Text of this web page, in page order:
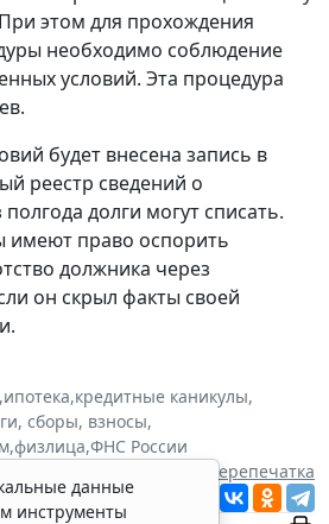
этом для прохождения
необходимо соблюдение
условий. Эта процедура
будет внесена запись в
реестр сведений о
долги могут списать.
имеют право оспорить
должника через
он скрыл факты своей
,ипотека,кредитные каникулы,
сборы, взносы,
,физлица,ФНС России
Перепечатка
Новостии Дзен
данные
инструменты